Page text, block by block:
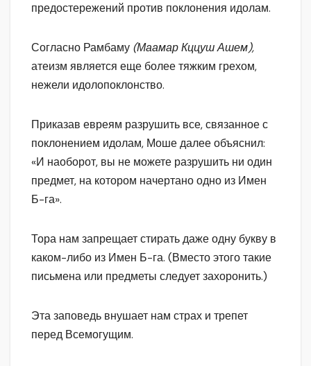
предостережений против поклонения идолам.
Согласно Рамбаму (Маамар Кццуш Ашем),
атеизм является еще более тяжким грехом,
нежели идолопоклонство.
Приказав евреям разрушить все, связанное с
поклонением идолам, Моше далее объяснил:
«И наоборот, вы не можете разрушить ни один
предмет, на котором начертано одно из Имен
Б-га».
Тора нам запрещает стирать даже одну букву в
каком-либо из Имен Б-га. (Вместо этого такие
письмена или предметы следует захоронить.)
Эта заповедь внушает нам страх и трепет
перед Всемогущим.